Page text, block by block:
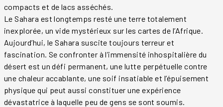
compacts et de lacs asséchés.
Le Sahara est longtemps resté une terre totalement
inexplorée, un vide mystérieux sur les cartes de l’Afrique.
Aujourd’hui, le Sahara suscite toujours terreur et
fascination. Se confronter à l’immensité inhospitalière du
désert est un défi permanent, une lutte perpétuelle contre
une chaleur accablante, une soif insatiable et l’épuisement
physique qui peut aussi constituer une expérience
dévastatrice à laquelle peu de gens se sont soumis.